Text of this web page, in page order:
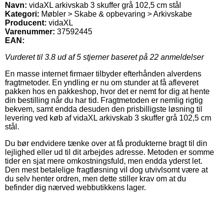
Navn: vidaXL arkivskab 3 skuffer grå 102,5 cm stål
Kategori: Møbler > Skabe & opbevaring > Arkivskabe
Producent: vidaXL
Varenummer: 37592445
EAN:
Vurderet til 3.8 ud af 5 stjerner baseret på 22 anmeldelser
En masse internet firmaer tilbyder efterhånden alverdens
fragtmetoder. En yndling er nu om stunder at få afleveret
pakken hos en pakkeshop, hvor det er nemt for dig at hente
din bestilling når du har tid. Fragtmetoden er nemlig rigtig
bekvem, samt endda desuden den prisbilligste løsning til
levering ved køb af vidaXL arkivskab 3 skuffer grå 102,5 cm
stål.
Du bør endvidere tænke over at få produkterne bragt til din
lejlighed eller ud til dit arbejdes adresse. Metoden er somme
tider en sjat mere omkostningsfuld, men endda yderst let.
Den mest betalelige fragtløsning vil dog utvivlsomt være at
du selv henter ordren, men dette stiller krav om at du
befinder dig nærved webbutikkens lager.